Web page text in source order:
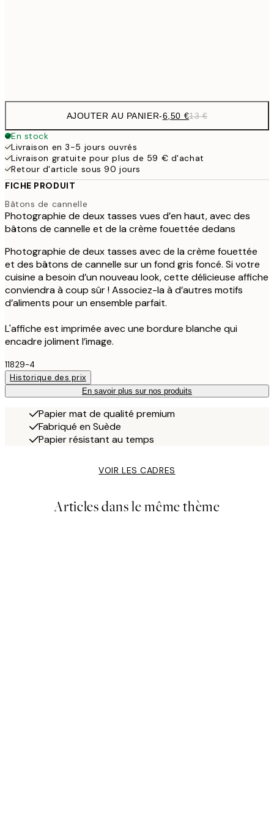
AJOUTER AU PANIER-6,50 €13 €
En stock
Livraison en 3-5 jours ouvrés
Livraison gratuite pour plus de 59 € d'achat
Retour d'article sous 90 jours
FICHE PRODUIT
Bâtons de cannelle
Photographie de deux tasses vues d’en haut, avec des
bâtons de cannelle et de la crème fouettée dedans
Photographie de deux tasses avec de la crème fouettée
et des bâtons de cannelle sur un fond gris foncé. Si votre
cuisine a besoin d’un nouveau look, cette délicieuse affiche
conviendra à coup sûr ! Associez-la à d’autres motifs
d’aliments pour un ensemble parfait.
L'affiche est imprimée avec une bordure blanche qui
encadre joliment l’image.
11829-4
Historique des prix
En savoir plus sur nos produits
Papier mat de qualité premium
Fabriqué en Suède
Papier résistant au temps
VOIR LES CADRES
Articles dans le même thème